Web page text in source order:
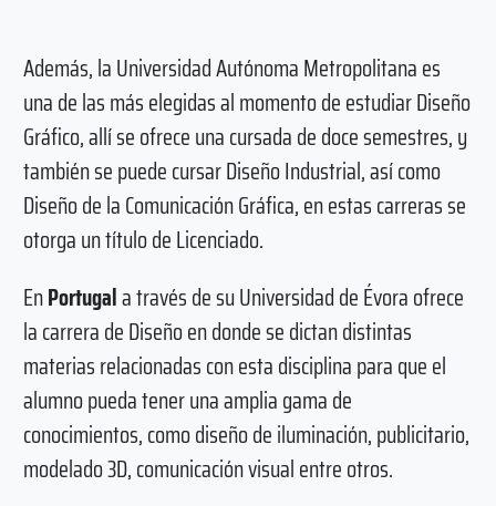
Además, la Universidad Autónoma Metropolitana es
una de las más elegidas al momento de estudiar Diseño
Gráfico, allí se ofrece una cursada de doce semestres, y
también se puede cursar Diseño Industrial, así como
Diseño de la Comunicación Gráfica, en estas carreras se
otorga un título de Licenciado.
EnPortugala través de su Universidad de Évora ofrece
la carrera de Diseño en donde se dictan distintas
materias relacionadas con esta disciplina para que el
alumno pueda tener una amplia gama de
conocimientos, como diseño de iluminación, publicitario,
modelado 3D, comunicación visual entre otros.